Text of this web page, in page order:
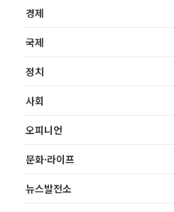
경제
국제
정치
사회
오피니언
문화·라이프
뉴스발전소